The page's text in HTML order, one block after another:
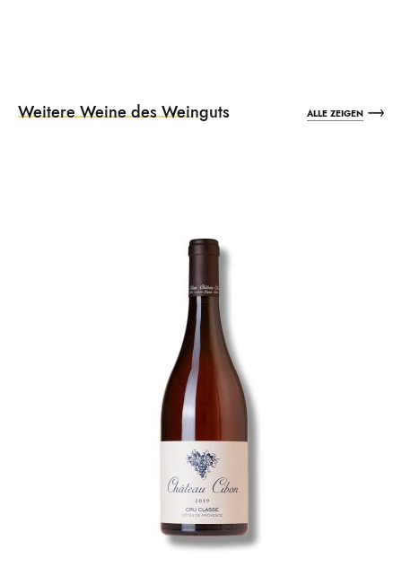
Weitere Weine des Weinguts ALLE ZEIGEN